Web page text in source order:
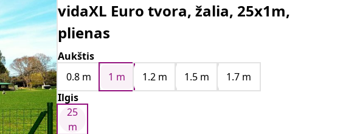
vidaXL Euro tvora, žalia, 25x1m,
plienas
Aukštis
0.8 m
1 m 1.2 m 1.5 m
1.7 m
Ilgis
25
m